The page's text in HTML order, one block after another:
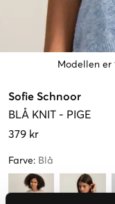
Modellen er
Sofie Schnoor
BLÅ KNIT - PIGE
379 kr
Farve: Blå